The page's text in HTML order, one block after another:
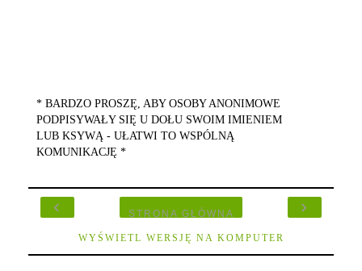
* BARDZO PROSZĘ, ABY OSOBY ANONIMOWE
PODPISYWAŁY SIĘ U DOŁU SWOIM IMIENIEM
LUB KSYWĄ - UŁATWI TO WSPÓLNĄ
KOMUNIKACJĘ *
‹ ›
STRONA GŁÓWNA
WYŚWIETL WERSJĘ NA KOMPUTER